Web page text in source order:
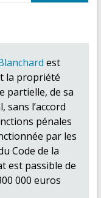
est
la propriété
partielle, de sa
l’accord
pénales
par les
Code de la
est passible de
000 euros